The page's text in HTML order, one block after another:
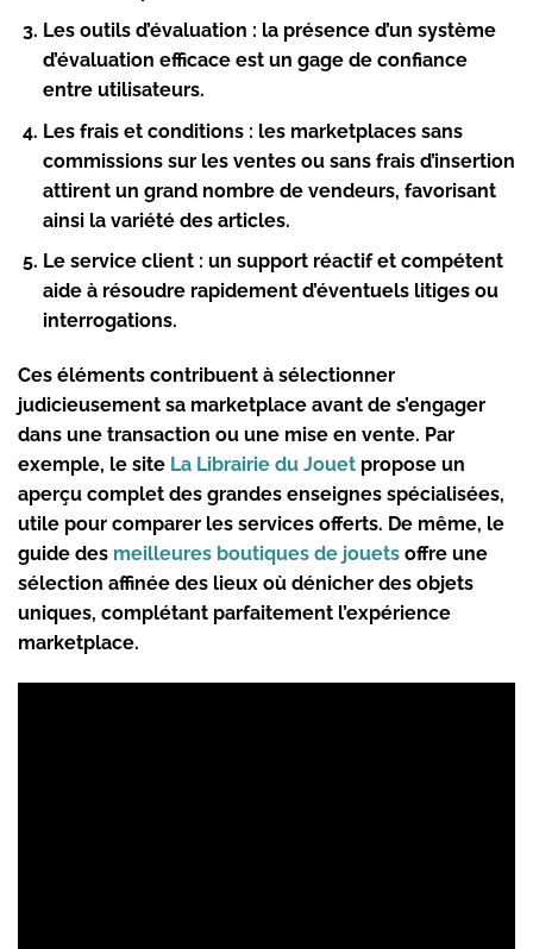
Les outils d’évaluation : la présence d’un système
d’évaluation efficace est un gage de confiance
entre utilisateurs.
Les frais et conditions : les marketplaces sans
commissions sur les ventes ou sans frais d’insertion
attirent un grand nombre de vendeurs, favorisant
ainsi la variété des articles.
Le service client : un support réactif et compétent
aide à résoudre rapidement d’éventuels litiges ou
interrogations.
Ces éléments contribuent à sélectionner
judicieusement sa marketplace avant de s’engager
dans une transaction ou une mise en vente. Par
exemple, le site La Librairie du Jouet propose un
aperçu complet des grandes enseignes spécialisées,
utile pour comparer les services offerts. De même, le
guide des meilleures boutiques de jouets offre une
sélection affinée des lieux où dénicher des objets
uniques, complétant parfaitement l’expérience
marketplace.